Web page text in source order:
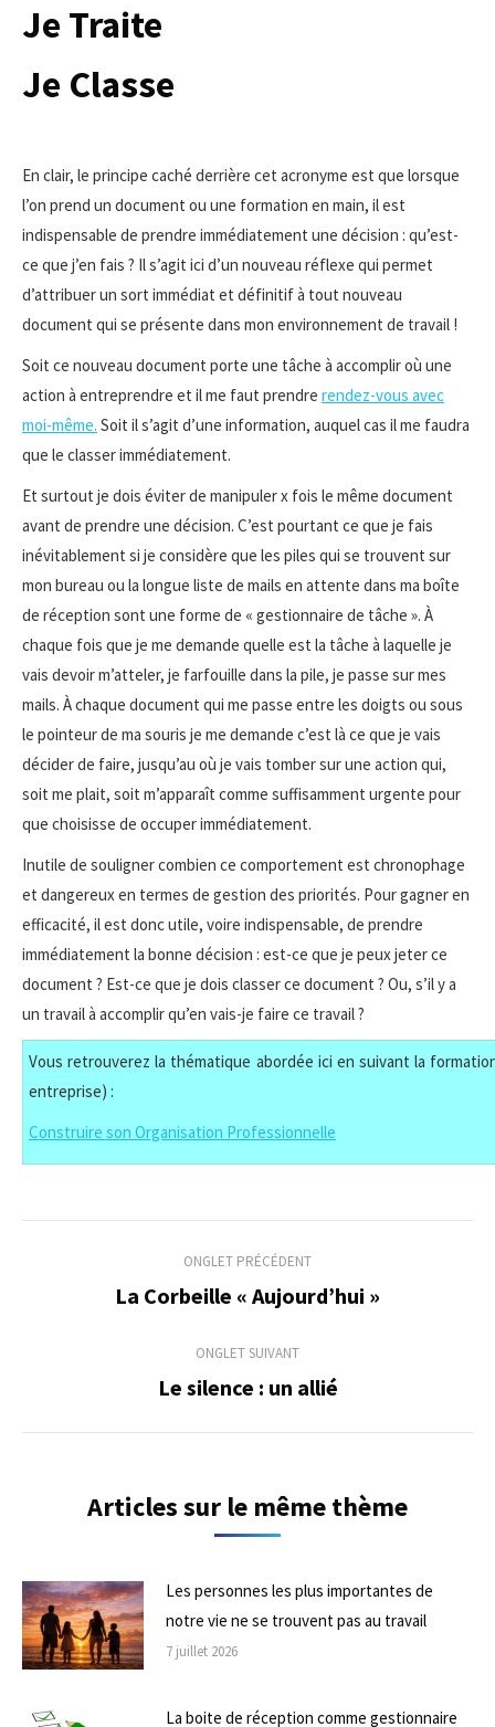
Je Traite
Je Classe
En clair, le principe caché derrière cet acronyme est que lorsque
l’on prend un document ou une formation en main, il est
indispensable de prendre immédiatement une décision : qu’est-
ce que j’en fais ? Il s’agit ici d’un nouveau réflexe qui permet
d’attribuer un sort immédiat et définitif à tout nouveau
document qui se présente dans mon environnement de travail !
Soit ce nouveau document porte une tâche à accomplir où une
action à entreprendre et il me faut prendre rendez-vous avec
moi-même. Soit il s’agit d’une information, auquel cas il me faudra
que le classer immédiatement.
Et surtout je dois éviter de manipuler x fois le même document
avant de prendre une décision. C’est pourtant ce que je fais
inévitablement si je considère que les piles qui se trouvent sur
mon bureau ou la longue liste de mails en attente dans ma boîte
de réception sont une forme de « gestionnaire de tâche ». À
chaque fois que je me demande quelle est la tâche à laquelle je
vais devoir m’atteler, je farfouille dans la pile, je passe sur mes
mails. À chaque document qui me passe entre les doigts ou sous
le pointeur de ma souris je me demande c’est là ce que je vais
décider de faire, jusqu’au où je vais tomber sur une action qui,
soit me plait, soit m’apparaît comme suffisamment urgente pour
que choisisse de occuper immédiatement.
Inutile de souligner combien ce comportement est chronophage
et dangereux en termes de gestion des priorités. Pour gagner en
efficacité, il est donc utile, voire indispensable, de prendre
immédiatement la bonne décision : est-ce que je peux jeter ce
document ? Est-ce que je dois classer ce document ? Ou, s’il y a
un travail à accomplir qu’en vais-je faire ce travail ?
Vous retrouverez la thématique abordée ici en suivant la
entreprise) :
Construire son Organisation Professionnelle
commentaire
ONGLET PRÉCÉDENT
Onglet
La Corbeille « Aujourd’hui »
ONGLET SUIVANT
Onglet
Le silence : un allié
Articles sur le même thème
Les personnes les plus importantes de
notre vie ne se trouvent pas au travail
7 juillet 2026
La boite de réception comme gestionnaire